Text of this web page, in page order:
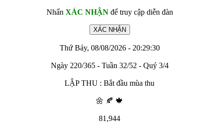
Nhấn XÁC NHẬNđể truy cập diễn đàn
Thứ Bảy, 08/08/2026 - 20:29:30
Ngày 220/365 - Tuần 32/52 - Quý 3/4
LẬP THU : Bắt đầu mùa thu
🌼 🍂 🍁
81,944